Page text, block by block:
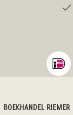
BOEKHANDEL RIEMER